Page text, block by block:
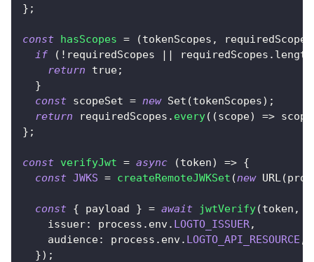
} ;
const hasScopes = (tokenScopes , requiredScopes
if
( ! requiredScopes || requiredScopes . length
return
true;
}
const scopeSet = new Set (tokenScopes) ;
return requiredScopes . every( (scope) =>
} ;
const verifyJwt = async (token) => {
const JWKS = createRemoteJWKSet (new URL(
const { payload } = await jwtVerify(token ,
issuer: process . env. LOGTO_ISSUER,
audience: process . env. LOGTO_API_RESOURCE ,
}) ;